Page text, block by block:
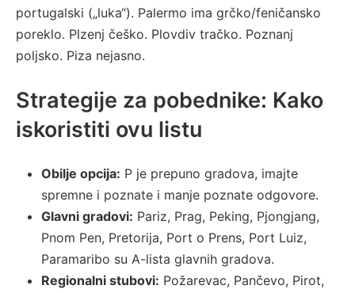
portugalski („luka“). Palermo ima grčko/feničansko
poreklo. Plzenj češko. Plovdiv tračko. Poznanj
poljsko. Piza nejasno.
Strategije za pobednike: Kako
iskoristiti ovu listu
Obilje opcija: P je prepuno gradova, imajte
spremne i poznate i manje poznate odgovore.
Glavni gradovi: Pariz, Prag, Peking, Pjongjang,
Pnom Pen, Pretorija, Port o Prens, Port Luiz,
Paramaribo su A-lista glavnih gradova.
Regionalni stubovi: Požarevac, Pančevo, Pirot,